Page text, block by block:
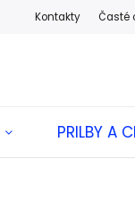
Kontakty Časté
PRILBY A